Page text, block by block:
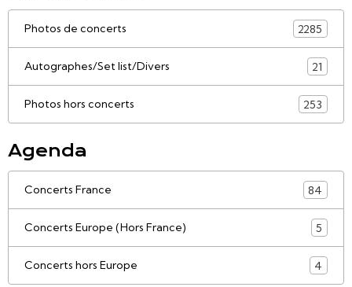
Photos de concerts 2285
Autographes/Set list/Divers 21
Photos hors concerts 253
Agenda
Concerts France 84
Concerts Europe (Hors France) 5
Concerts hors Europe 4